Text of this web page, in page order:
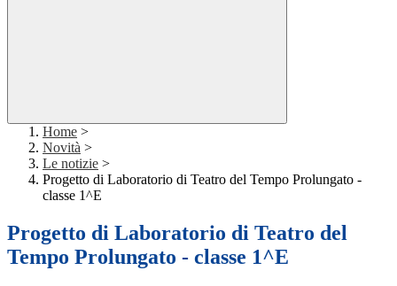
Home >
Novità >
Le notizie >
Progetto di Laboratorio di Teatro del Tempo Prolungato -
classe 1^E
Progetto di Laboratorio di Teatro del
Tempo Prolungato - classe 1^E